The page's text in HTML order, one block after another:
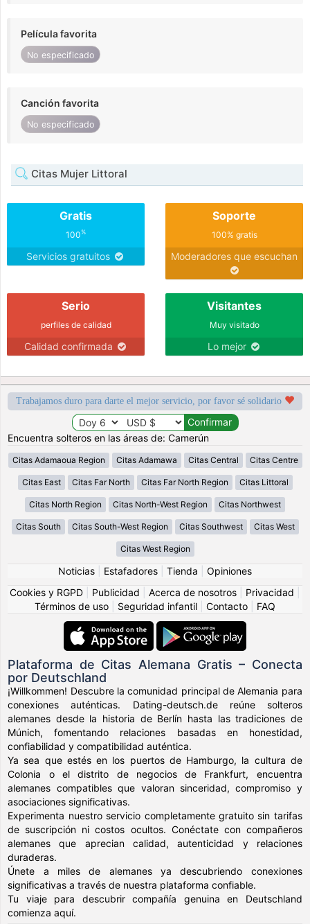
Película favorita
No especificado
Canción favorita
No especificado
Citas Mujer Littoral
Gratis
100%
Servicios gratuitos
Soporte
100% gratis
Moderadores que escuchan
Serio
perfiles de calidad
Calidad confirmada
Visitantes
Muy visitado
Lo mejor
Trabajamos duro para darte el mejor servicio, por favor sé solidario
Encuentra solteros en las áreas de: Camerún
Citas Adamaoua Region Citas Adamawa Citas Central Citas Centre
Citas East Citas Far North Citas Far North Region Citas Littoral
Citas North Region Citas North-West Region Citas Northwest
Citas South Citas South-West Region Citas Southwest Citas West
Citas West Region
Noticias Estafadores Tienda
Opiniones
Cookies y RGPD
Publicidad Acerca de nosotros Privacidad
Términos de uso
Seguridad infantil Contacto FAQ
Plataforma de Citas Alemana Gratis – Conecta
por Deutschland
¡Willkommen! Descubre la comunidad principal de Alemania para
conexiones auténticas. Dating-deutsch.de reúne solteros
alemanes desde la historia de Berlín hasta las tradiciones de
Múnich, fomentando relaciones basadas en honestidad,
confiabilidad y compatibilidad auténtica.
Ya sea que estés en los puertos de Hamburgo, la cultura de
Colonia o el distrito de negocios de Frankfurt, encuentra
alemanes compatibles que valoran sinceridad, compromiso y
asociaciones significativas.
Experimenta nuestro servicio completamente gratuito sin tarifas
de suscripción ni costos ocultos. Conéctate con compañeros
alemanes que aprecian calidad, autenticidad y relaciones
duraderas.
Únete a miles de alemanes ya descubriendo conexiones
significativas a través de nuestra plataforma confiable.
Tu viaje para descubrir compañía genuina en Deutschland
comienza aquí.